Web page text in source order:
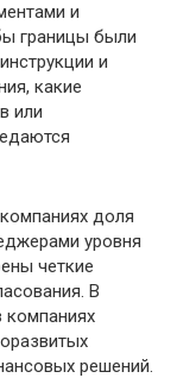
и
границы были
и
какие
или
доля
уровня
четкие
В
компаниях
решений.